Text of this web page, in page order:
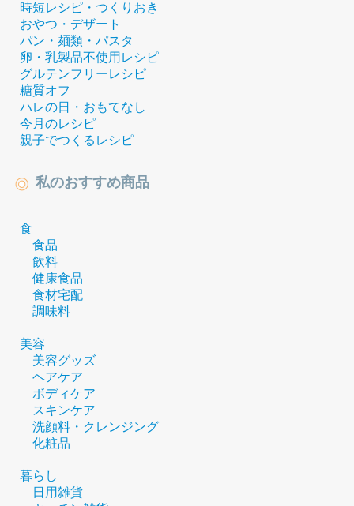
時短レシピ・つくりおき
おやつ・デザート
パン・麺類・パスタ
卵・乳製品不使用レシピ
グルテンフリーレシピ
糖質オフ
ハレの日・おもてなし
今月のレシピ
親子でつくるレシピ
私のおすすめ商品
食
食品
飲料
健康食品
食材宅配
調味料
美容
美容グッズ
ヘアケア
ボディケア
スキンケア
洗顔料・クレンジング
化粧品
暮らし
日用雑貨